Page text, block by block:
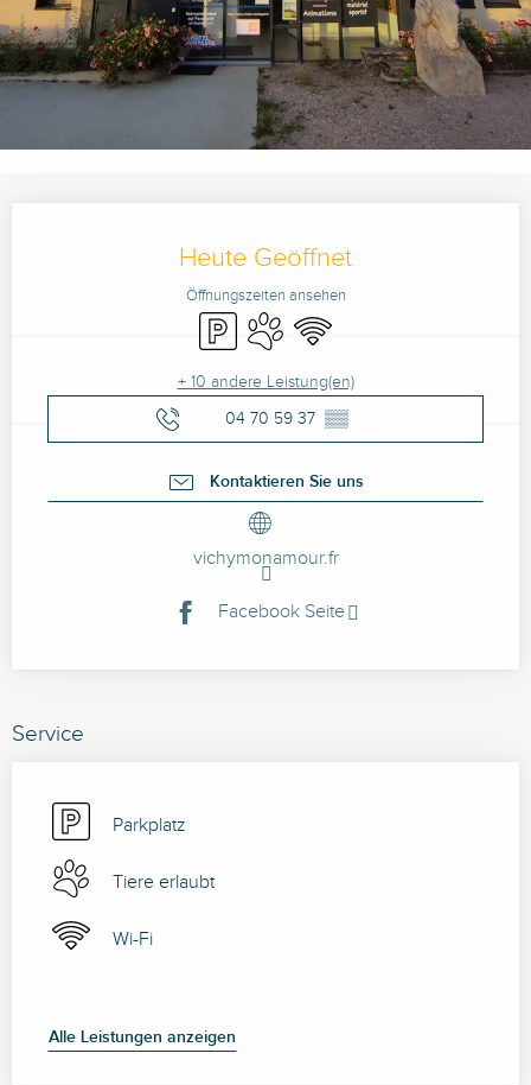
Heute Geöffnet
Öffnungszeiten ansehen
ParkplatzTiere erlaubt
Wi-Fi
+ 10 andere Leistung(en)
04 70 59 37 ▒▒
Kontaktieren Sie uns
vichymonamour.fr
Facebook Seite
Service
Parkplatz
Tiere erlaubt
Wi-Fi
Alle Leistungen anzeigen